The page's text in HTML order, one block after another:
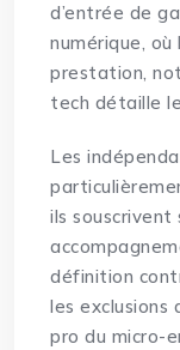
d’entrée de
numérique, où
prestation,
tech détaille
Les
ils souscrivent
définition
les exclusions
pro du micro-